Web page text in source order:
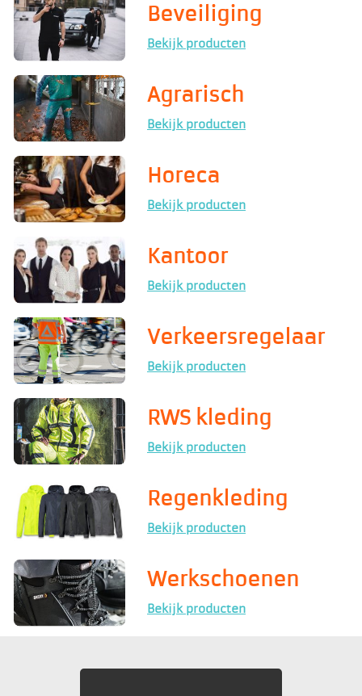
Beveiliging
Bekijk producten
Agrarisch
Bekijk producten
Horeca
Bekijk producten
Kantoor
Bekijk producten
Verkeersregelaar
Bekijk producten
RWS kleding
Bekijk producten
Regenkleding
Bekijk producten
Werkschoenen
Bekijk producten